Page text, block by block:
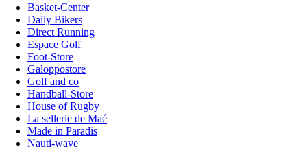
Basket-Center
Daily Bikers
Direct Running
Espace Golf
Foot-Store
Galoppostore
Golf and co
Handball-Store
House of Rugby
La sellerie de Maé
Made in Paradis
Nauti-wave